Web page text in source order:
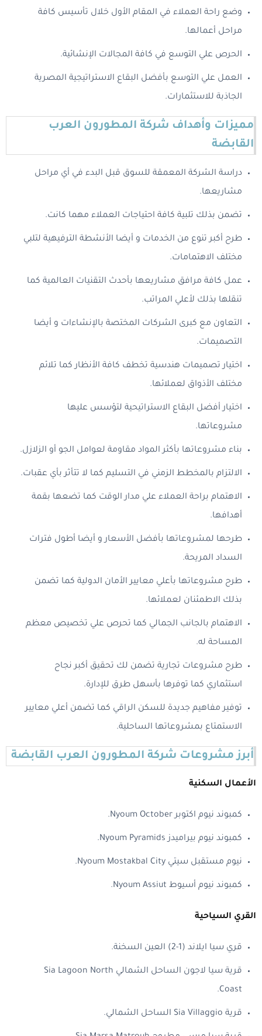
وضع راحة العملاء في المقام الأول خلال تأسيس كافة
مراحل أعمالها.
الحرص علي التوسع في كافة المجالات الإنشائية.
العمل علي التوسع بأفضل البقاع الاستراتيجية المصرية
الجاذبة للاستثمارات.
مميزات وأهداف شركة المطورون العرب
القابضة
دراسة الشركة المعمقة للسوق قبل البدء في أي مراحل
مشاريعها.
تضمن بذلك تلبية كافة احتياجات العملاء مهما كانت.
طرح أكبر تنوع من الخدمات و أيضا الأنشطة الترفيهية لتلبي
مختلف الاهتمامات.
عمل كافة مرافق مشاريعها بأحدث التقنيات العالمية كما
تنقلها بذلك لأعلي المراتب.
التعاون مع كبرى الشركات المختصة بالإنشاءات و أيضا
التصميمات.
اختيار تصميمات هندسية تخطف كافة الأنظار كما تلائم
مختلف الأذواق لعملائها.
اختيار أفضل البقاع الاستراتيحية لتؤسس عليها
مشروعاتها.
بناء مشروعاتها بأكثر المواد مقاومة لعوامل الجو أو الزلازل.
الالتزام بالمخطط الزمني في التسليم كما لا تتأثر بأي عقبات.
الاهتمام براحة العملاء علي مدار الوقت كما تضعها بقمة
أهدافها.
طرحها لمشروعاتها بأفضل الأسعار و أيضا أطول فترات
السداد المريحة.
طرح مشروعاتها بأعلي معايير الأمان الدولية كما تضمن
بذلك الاطمئنان لعملائها.
الاهتمام بالجانب الجمالي كما تحرص علي تخصيص معظم
المساحة له.
طرح مشروعات تجارية تضمن لك تحقيق أكبر نجاح
استثماري كما توفرها بأسهل طرق للإدارة.
توفير مفاهيم جديدة للسكن الراقي كما تضمن أعلي معايير
الاستمتاع بمشروعاتها الساحلية.
أبرز مشروعات شركة المطورون العرب القابضة
الأعمال السكنية
كمبوند نيوم اكتوبر Nyoum October.
كمبوند نيوم بيراميدز Nyoum Pyramids.
نيوم مستقبل سيتي Nyoum Mostakbal City.
كمبوند نيوم أسيوط Nyoum Assiut.
القري السياحية
قري سيا ايلاند (1-2) العين السخنة.
قرية سيا لاجون الساحل الشمالي Sia Lagoon North
Coast.
قرية Sia Villaggio الساحل الشمالي.